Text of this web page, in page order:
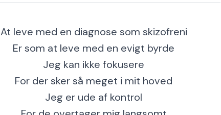
At leve med en diagnose som skizofreni
Er som at leve med en evigt byrde
Jeg kan ikke fokusere
For der sker så meget i mit hoved
Jeg er ude af kontrol